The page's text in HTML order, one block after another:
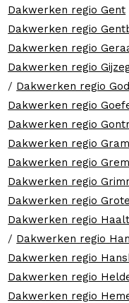
Dakwerken regio Gent
Dakwerken regio
Dakwerken regio
Dakwerken regio
/ Dakwerken regio
Dakwerken regio
Dakwerken regio
Dakwerken regio
Dakwerken regio
Dakwerken regio
Dakwerken regio
Dakwerken regio
/ Dakwerken regio
Dakwerken regio
Dakwerken regio
Dakwerken regio